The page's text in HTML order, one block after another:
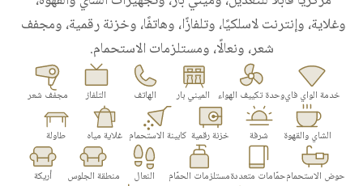
شعر، ونعالًا، ومستلزمات الاستحمام.
خدمة الواي فايوحدة تكييف الهواء الميني بار الهاتف التلفاز مجفف شعر
الشاي والقهوة شرفة خزنة رقمية كابينة الاستحمام غلاية مياه طاولة
حوض الاستحمامحمّامات متعددةمستلزمات الحمّام النعال منطقة الجلوس أريكة